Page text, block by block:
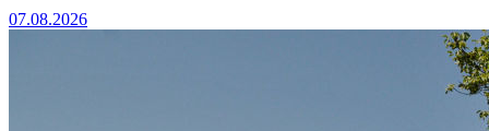
07.08.2026